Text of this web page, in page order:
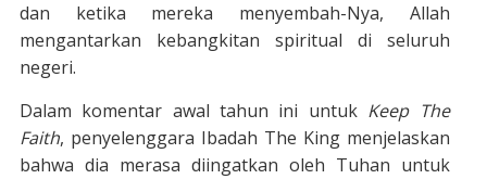
dan ketika mereka menyembah-Nya, Allah
mengantarkan kebangkitan spiritual di seluruh
negeri.
Dalam komentar awal tahun ini untuk Keep The
Faith, penyelenggara Ibadah The King menjelaskan
bahwa dia merasa diingatkan oleh Tuhan untuk